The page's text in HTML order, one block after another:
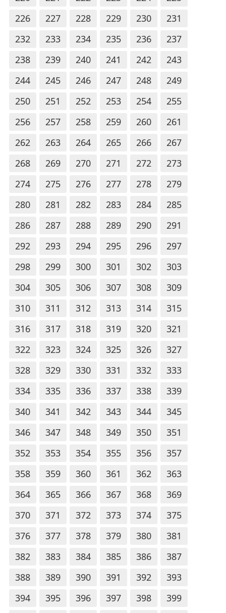
226
227 228 229 230
231
232
233 234 235 236
237
238
239 240 241 242
243
244
245 246 247 248
249
250
251 252 253 254
255
256
257 258 259 260
261
262
263 264 265 266
267
268
269 270 271 272
273
274
275 276 277 278
279
280
281 282 283 284
285
286
287 288 289 290
291
292
293 294 295 296
297
298
299 300 301 302
303
304
305 306 307 308
309
310
311 312 313 314
315
316
317 318 319 320
321
322
323 324 325 326
327
328
329 330 331 332
333
334
335 336 337 338
339
340
341 342 343 344
345
346
347 348 349 350
351
352
353 354 355 356
357
358
359 360 361 362
363
364
365 366 367 368
369
370
371 372 373 374
375
376
377 378 379 380
381
382
383 384 385 386
387
388
389 390 391 392
393
394
395 396 397 398
399